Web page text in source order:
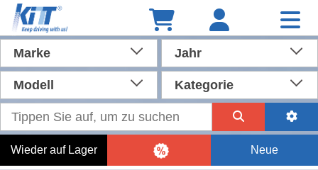
Marke Jahr
Modell Kategorie
Wieder auf Lager Neue